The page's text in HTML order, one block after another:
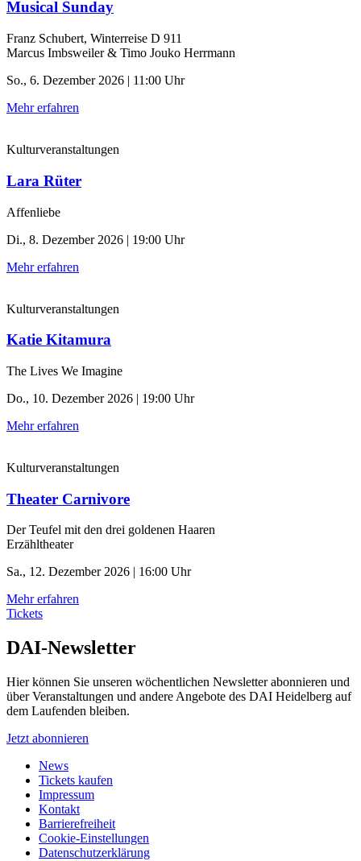
Musical Sunday
Franz Schubert, Winterreise D 911
Marcus Imbsweiler & Timo Jouko Herrmann
So., 6. Dezember 2026 | 11:00 Uhr
Mehr erfahren
Kulturveranstaltungen
Lara Rüter
Affenliebe
Di., 8. Dezember 2026 | 19:00 Uhr
Mehr erfahren
Kulturveranstaltungen
Katie Kitamura
The Lives We Imagine
Do., 10. Dezember 2026 | 19:00 Uhr
Mehr erfahren
Kulturveranstaltungen
Theater Carnivore
Der Teufel mit den drei goldenen Haaren
Erzähltheater
Sa., 12. Dezember 2026 | 16:00 Uhr
Mehr erfahren
Tickets
DAI-Newsletter
Hier können Sie unseren wöchentlichen Newsletter abonnieren und
über Veranstaltungen und andere Angebote des DAI Heidelberg auf
dem Laufenden bleiben.
Jetzt abonnieren
News
Tickets kaufen
Impressum
Kontakt
Barrierefreiheit
Cookie-Einstellungen
Datenschutzerklärung